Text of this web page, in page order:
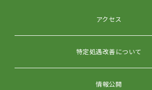
アクセス
特定処遇改善について
情報公開